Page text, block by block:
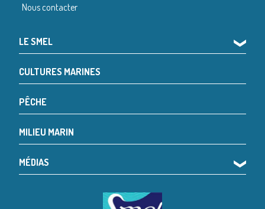
Nous contacter
LE SMEL ❯
CULTURES MARINES
PÊCHE
MILIEU MARIN
MÉDIAS ❯